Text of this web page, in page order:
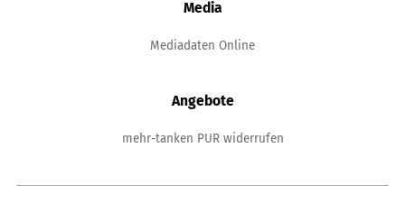
Media
Mediadaten Online
Angebote
mehr-tanken PUR widerrufen